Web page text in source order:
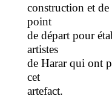
construction et
point
de départ pour
artistes
de Harar qui ont
cet
artefact.